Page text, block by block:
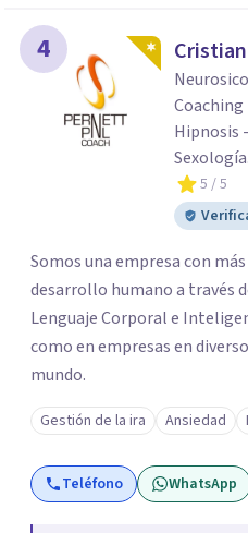
4
Hipnosis
Sexología.
5 / 5
Somos una empresa con
desarrollo humano a través
Lenguaje Corporal e
como en empresas en
mundo. ​
Gestión de la ira Ansiedad
Teléfono WhatsApp